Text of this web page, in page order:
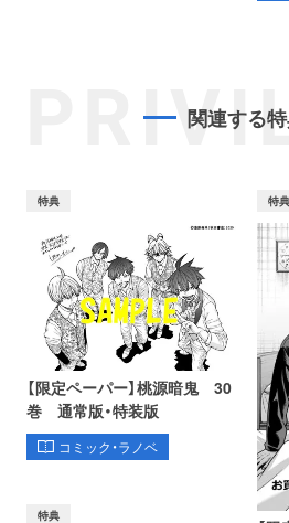
関連する
特典
【限定ペーパー】桃源暗鬼 30
巻 通常版・特装版
コミック・ラノベ
特典
特典